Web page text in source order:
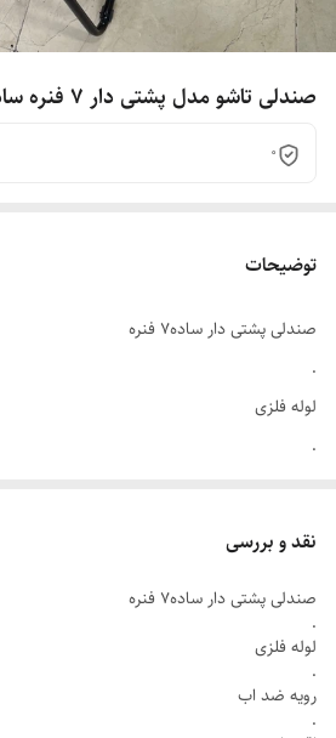
صندلی تاشو مدل پشتی دار ۷ فنره ساده راه راه
0
توضیحات
صندلی پشتی دار ساده۷ فنره
.
لوله فلزی
.
اقتصادی
.
رنگ بندی متنوع
.
سبک و کم جا
نقد و بررسی
صندلی پشتی دار ساده۷ فنره
.
لوله فلزی
.
رویه ضد اب
.